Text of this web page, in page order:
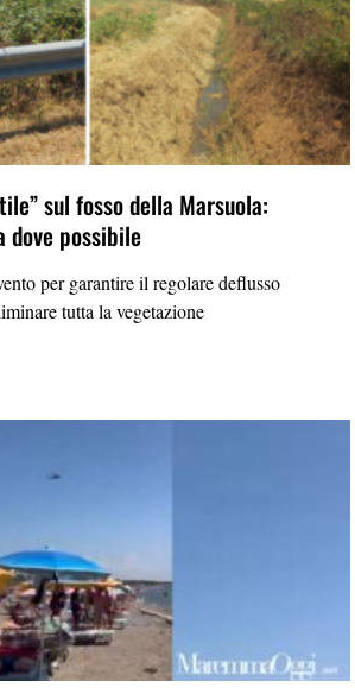
sul fosso della Marsuola:
dove possibile
per garantire il regolare deflusso
tutta la vegetazione